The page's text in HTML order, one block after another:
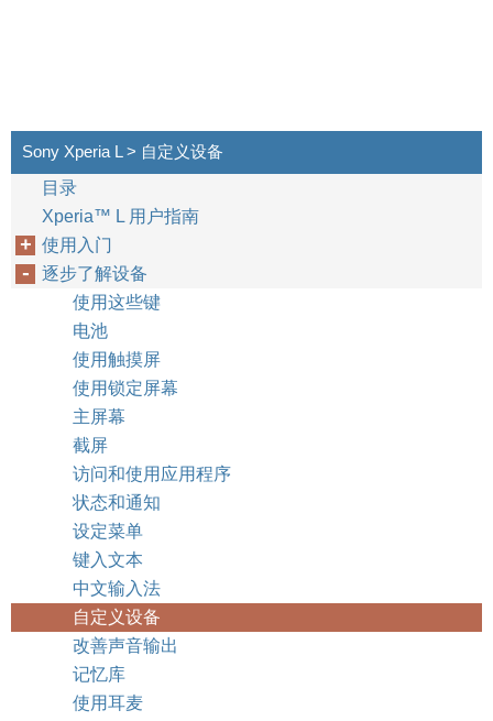
Sony Xperia L > 自定义设备
目录
Xperia™‎ L 用户指南
使用入门
逐步了解设备
使用这些键
电池
使用触摸屏
使用锁定屏幕
主屏幕
截屏
访问和使用应用程序
状态和通知
设定菜单
键入文本
中文输入法
自定义设备
改善声音输出
记忆库
使用耳麦